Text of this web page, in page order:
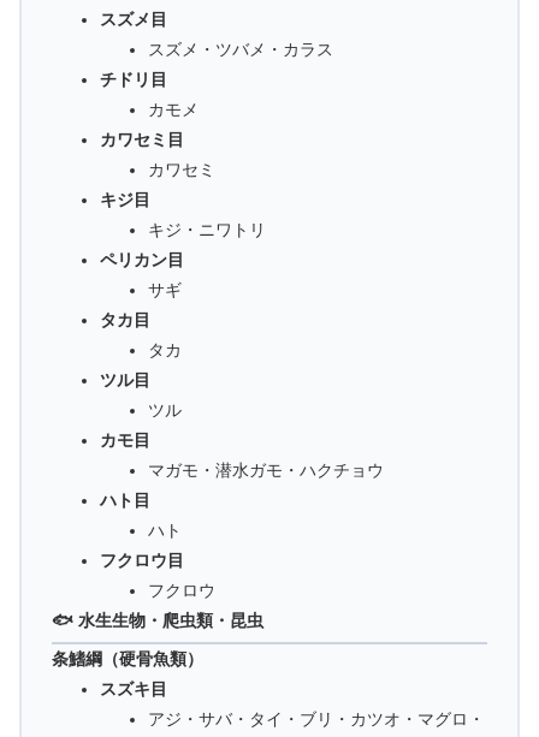
スズメ目
スズメ・ツバメ・カラス
チドリ目
カモメ
カワセミ目
カワセミ
キジ目
キジ・ニワトリ
ペリカン目
サギ
タカ目
タカ
ツル目
ツル
カモ目
マガモ・潜水ガモ・ハクチョウ
ハト目
ハト
フクロウ目
フクロウ
🐟 水生生物・爬虫類・昆虫
条鰭綱（硬骨魚類）
スズキ目
アジ・サバ・タイ・ブリ・カツオ・マグロ・